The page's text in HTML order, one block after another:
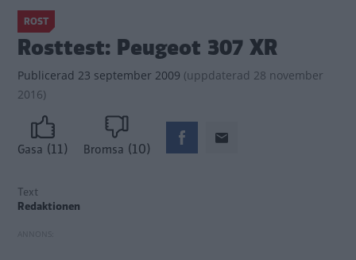
ROST
Rosttest: Peugeot 307 XR
Publicerad 23 september 2009 (uppdaterad 28 november
2016)
Gasa (11) Bromsa (10)
Text
Redaktionen